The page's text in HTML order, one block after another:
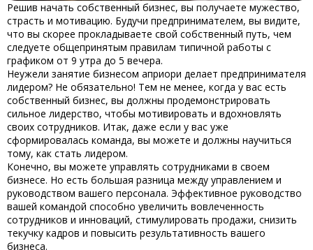
Решив начать собственный бизнес, вы получаете мужество,
страсть и мотивацию. Будучи предпринимателем, вы видите,
что вы скорее прокладываете свой собственный путь, чем
следуете общепринятым правилам типичной работы с
графиком от 9 утра до 5 вечера.
Неужели занятие бизнесом априори делает предпринимателя
лидером? Не обязательно! Тем не менее, когда у вас есть
собственный бизнес, вы должны продемонстрировать
сильное лидерство, чтобы мотивировать и вдохновлять
своих сотрудников. Итак, даже если у вас уже
сформировалась команда, вы можете и должны научиться
тому, как стать лидером.
Конечно, вы можете управлять сотрудниками в своем
бизнесе. Но есть большая разница между управлением и
руководством вашего персонала. Эффективное руководство
вашей командой способно увеличить вовлеченность
сотрудников и инноваций, стимулировать продажи, снизить
текучку кадров и повысить результативность вашего
бизнеса.